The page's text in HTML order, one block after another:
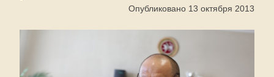
Опубликовано 13 октября 2013